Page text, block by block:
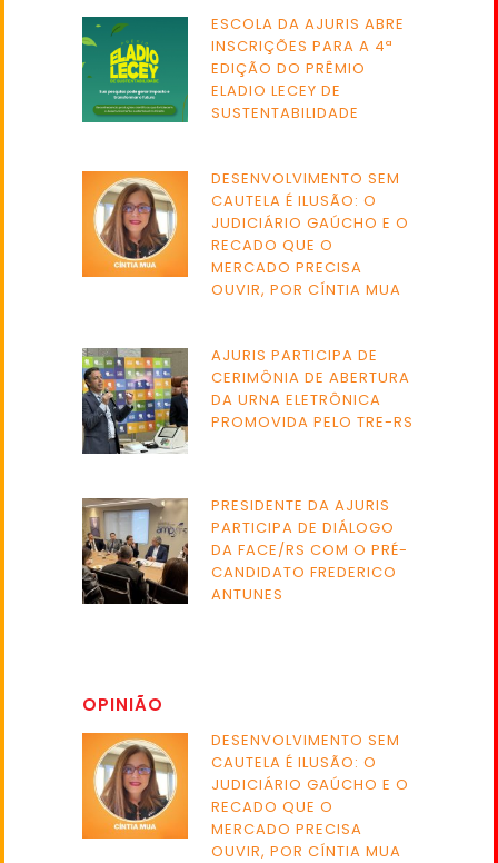
ESCOLA DA AJURIS ABRE
INSCRIÇÕES PARA A 4ª
EDIÇÃO DO PRÊMIO
ELADIO LECEY DE
SUSTENTABILIDADE
DESENVOLVIMENTO SEM
CAUTELA É ILUSÃO: O
JUDICIÁRIO GAÚCHO E O
RECADO QUE O
MERCADO PRECISA
OUVIR, POR CÍNTIA MUA
AJURIS PARTICIPA DE
CERIMÔNIA DE ABERTURA
DA URNA ELETRÔNICA
PROMOVIDA PELO TRE-RS
PRESIDENTE DA AJURIS
PARTICIPA DE DIÁLOGO
DA FACE/RS COM O PRÉ-
CANDIDATO FREDERICO
ANTUNES
OPINIÃO
DESENVOLVIMENTO SEM
CAUTELA É ILUSÃO: O
JUDICIÁRIO GAÚCHO E O
RECADO QUE O
MERCADO PRECISA
OUVIR, POR CÍNTIA MUA